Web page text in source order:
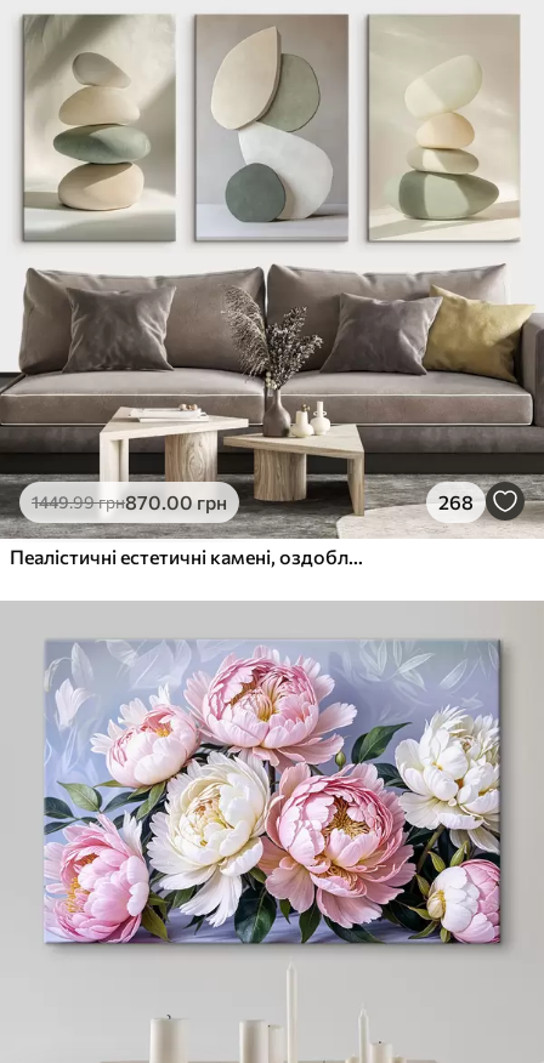
1449.99грн870.00 грн 268
Пеалістичні естетичні камені, оздоблення будинку, природне освітлення